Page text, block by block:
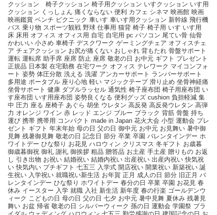
クッション 椅子クッション 椅子用クッション いすクッション いす用
クッション くっしょん 痛くならない 便利 カフェ シネマ 映画館 映画
映画鑑賞 ベンチ ピクニック 車いす 車いす用クッション 新幹線 飛行機
バス 乗り物 スポーツ観戦 野球 仕事用 猫背 椅子 椅子用 いす いす用
床 床用 オフィス オフィス用 自宅 自宅用 pc パソコン 尾てい骨 仙骨
かわいい 小さめ 車椅子 デスクワーク ゲーミングチェア オフィスチェ
ア チェアクッション お尻が痛くない おしゃれ 背もたれ 骨盤サポート
運転 運転席 助手席 座席 防止 座席 敬老の日 お中元 ギフト プレゼント
正規品 日本製 在宅勤務 在宅ワーク オフィス テレワーク マイコンフォ
ート 姿勢 体圧分散 洗える 洗濯 アンカーサポート ランバーサポート
多用途 ポータブル 座り心地 軽い マジックテープ 滑り止め 坐骨神経痛
坐骨サポート 健康 ダブルラッセル 通気性 椅子座布団 椅子用座布団 い
す座布団 いす用座布団 姿勢良くなる 便利グッズ cushion 負担軽減 集
中 圧力 座る 座椅子 あぐら 胡坐 ウレタン 高反発 高反発ウレタン 高弾
力 オレンジ ワイン 赤 レッド エンジ ブルー ブラック 背筋 骨盤 持ち
運び 携帯 携帯用 コンパクト made in Japan 花火大会 小型 運動会 プレ
ゼント ギフト 年末年始 母の日 父の日 御中元 お中元 お見舞い 暑中御
見舞 残暑御見舞 敬老の日 記念日 節分 卒業 卒園 バレンタインデー ホ
ワイトデー ひな祭り お花見 ハロウィン クリスマス 冬ギフト お歳暮
御歳暮御祝 御礼 謝礼 御挨拶 粗品 贈答品 お土産 手土産 贈りもの お返
し 引き出物 お祝い 結婚祝い 結婚内祝い 出産祝い 出産内祝い 快気祝
い 快気内い プチギフト 七五三 入学式 開店祝い 開業祝い 新築祝い 誕
生祝い 入学祝い 就職祝い新生活 お年賀 正月 成人の日 節分 旧正月 バ
レンタインデー ひな祭り ホワイトデー 春分の日 卒業 卒園 お花見 春
休み イースター 入学 就職 入社 新生活 新年度 春の行楽 ゴールデンウ
ィーク こどもの日 母の日 父の日 七夕 お中元 暑中見舞 夏休み 残暑見
舞い お盆 帰省 敬老の日 シルバーウィーク 孫の日 運動会 学園祭 ブラ